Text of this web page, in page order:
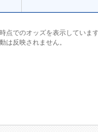
点でのオッズを表示していま
は反映されません。